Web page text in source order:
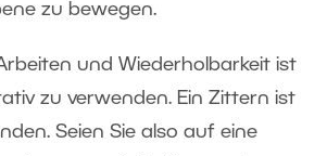
zu bewegen.
und Wiederholbarkeit ist
zu verwenden. Ein Zittern ist
Seien Sie also auf eine